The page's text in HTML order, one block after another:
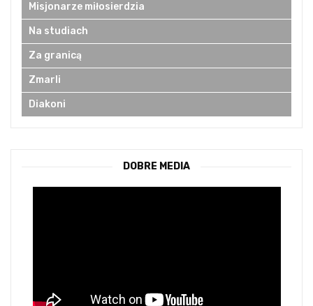
Misjonarze miłosierdzia
Na studiach
Za granicą
Zmarli
Diakoni
DOBRE MEDIA